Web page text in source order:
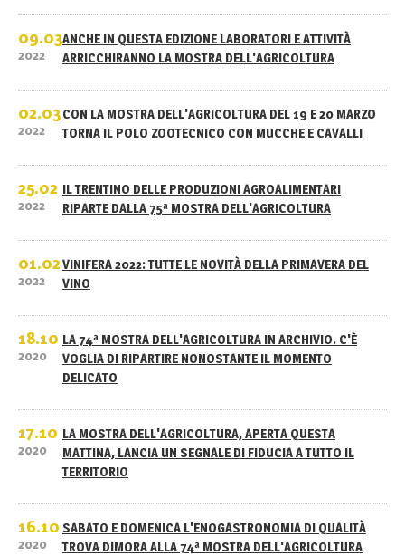
09.03
2022
ANCHE IN QUESTA EDIZIONE LABORATORI E ATTIVITÀ
ARRICCHIRANNO LA MOSTRA DELL'AGRICOLTURA
02.03
2022
CON LA MOSTRA DELL'AGRICOLTURA DEL 19 E 20 MARZO
TORNA IL POLO ZOOTECNICO CON MUCCHE E CAVALLI
25.02
2022
IL TRENTINO DELLE PRODUZIONI AGROALIMENTARI
RIPARTE DALLA 75ª MOSTRA DELL'AGRICOLTURA
01.02
2022
VINIFERA 2022: TUTTE LE NOVITÀ DELLA PRIMAVERA DEL
VINO
18.10
2020
LA 74ª MOSTRA DELL'AGRICOLTURA IN ARCHIVIO. C'È
VOGLIA DI RIPARTIRE NONOSTANTE IL MOMENTO
DELICATO
17.10
2020
LA MOSTRA DELL'AGRICOLTURA, APERTA QUESTA
MATTINA, LANCIA UN SEGNALE DI FIDUCIA A TUTTO IL
TERRITORIO
16.10
2020
SABATO E DOMENICA L'ENOGASTRONOMIA DI QUALITÀ
TROVA DIMORA ALLA 74ª MOSTRA DELL'AGRICOLTURA